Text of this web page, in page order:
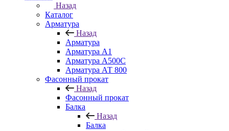
Назад
Каталог
Арматура
Назад
Арматура
Арматура А1
Арматура А500С
Арматура АТ 800
Фасонный прокат
Назад
Фасонный прокат
Балка
Назад
Балка